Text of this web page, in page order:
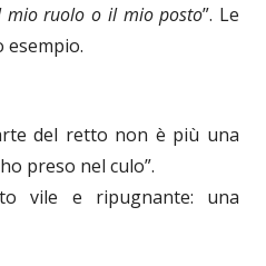
mio ruolo o il mio posto”. Le
esempio.
del retto non è più una
preso nel culo”.
vile e ripugnante: una